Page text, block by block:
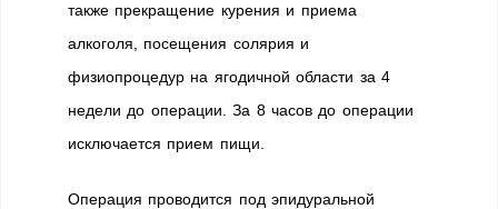
также прекращение курения и приема
алкоголя, посещения солярия и
физиопроцедур на ягодичной области за 4
недели до операции. За 8 часов до операции
исключается прием пищи.
Операция проводится под эпидуральной